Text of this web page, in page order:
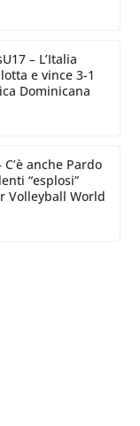
– L’Italia
e vince 3-1
Dominicana
anche Pardo
“esplosi”
Volleyball World